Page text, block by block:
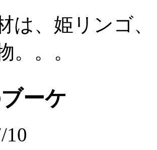
は、姫リンゴ
。。。
ーケ
10